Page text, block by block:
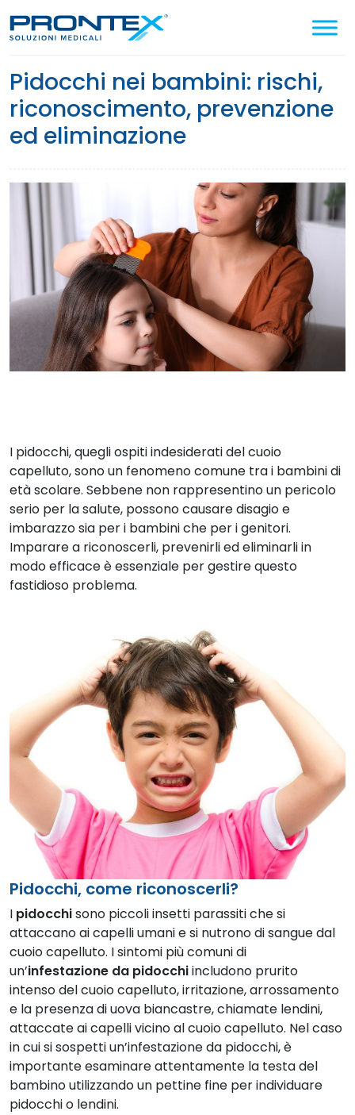
pidocchi nei bambini: rischi,
riconoscimento, prevenzione
ed eliminazione
I pidocchi, quegli ospiti indesiderati del cuoio
capelluto, sono un fenomeno comune tra i bambini di
età scolare. Sebbene non rappresentino un pericolo
serio per la salute, possono causare disagio e
imbarazzo sia per i bambini che per i genitori.
Imparare a riconoscerli, prevenirli ed eliminarli in
modo efficace è essenziale per gestire questo
fastidioso problema.
Pidocchi, come riconoscerli?
I pidocchisono piccoli insetti parassiti che si
attaccano ai capelli umani e si nutrono di sangue dal
cuoio capelluto. I sintomi più comuni di
un’infestazione da pidocchiincludono prurito
intenso del cuoio capelluto, irritazione, arrossamento
e la presenza di uova biancastre, chiamate lendini,
attaccate ai capelli vicino al cuoio capelluto. Nel caso
in cui si sospetti un’infestazione da pidocchi, è
importante esaminare attentamente la testa del
bambino utilizzando un pettine fine per individuare
pidocchi o lendini.